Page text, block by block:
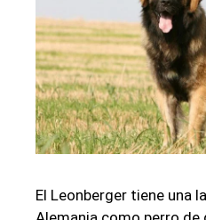
El Leonberger tiene una